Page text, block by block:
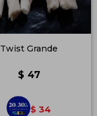
Twist Grande
$ 47
$ 34